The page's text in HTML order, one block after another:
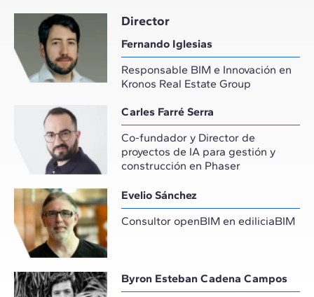
Director
Fernando Iglesias
Responsable BIM e Innovación en
Kronos Real Estate Group
Carles Farré Serra
Co-fundador y Director de
proyectos de IA para gestión y
construcción en Phaser
Evelio Sánchez
Consultor openBIM en ediliciaBIM
Byron Esteban Cadena Campos